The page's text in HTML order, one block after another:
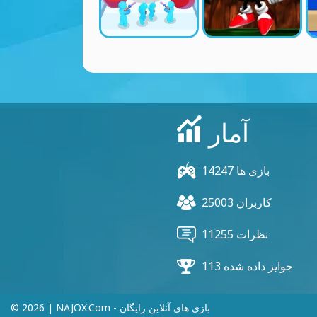
آمار
14247 بازی ها
25003 کاربران
11255 نظرات
113 جوایز داده شده
© 2026 | NAJOX.com - بازی های آنلاین رایگان